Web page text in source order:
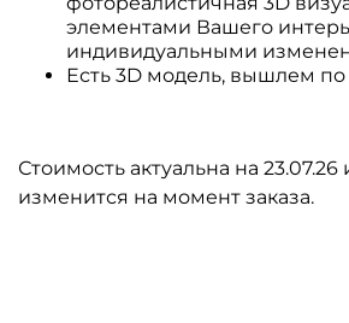
элементами Вашего
индивидуальными
Есть 3D модель, вышлем по
Стоимость актуальна на
изменится на момент заказа.